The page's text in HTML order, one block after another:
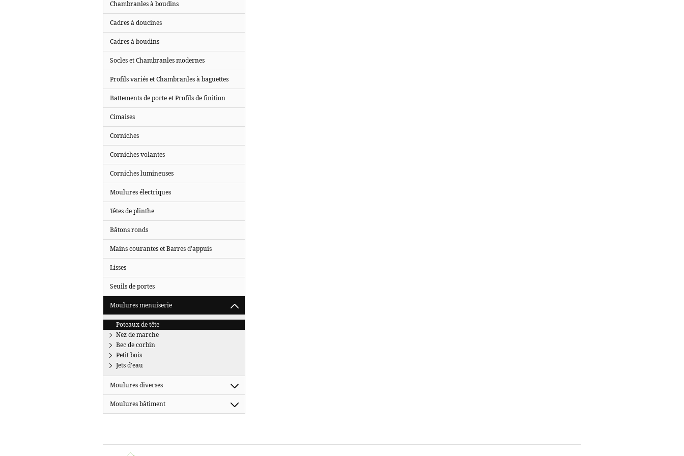
Chambranles à boudins
Cadres à doucines
Cadres à boudins
Socles et Chambranles modernes
Profils variés et Chambranles à baguettes
Battements de porte et Profils de finition
Cimaises
Corniches
Corniches volantes
Corniches lumineuses
Moulures électriques
Têtes de plinthe
Bâtons ronds
Mains courantes et Barres d'appuis
Lisses
Seuils de portes
Moulures menuiserie
Poteaux de tête
Nez de marche
Bec de corbin
Petit bois
Jets d'eau
Moulures diverses
Moulures bâtiment